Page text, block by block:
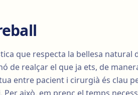
que respecta la bellesa natural
de realçar el que ja ets, de
entre pacient i cirurgià és clau